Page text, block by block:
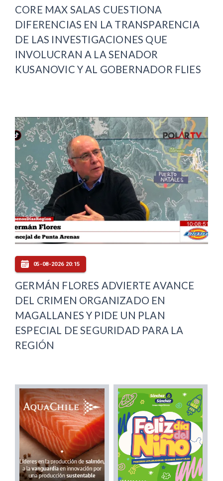
CORE MAX SALAS CUESTIONA
DIFERENCIAS EN LA TRANSPARENCIA
DE LAS INVESTIGACIONES QUE
INVOLUCRAN A LA SENADOR
KUSANOVIC Y AL GOBERNADOR FLIES
05-08-2026 20:15
GERMÁN FLORES ADVIERTE AVANCE
DEL CRIMEN ORGANIZADO EN
MAGALLANES Y PIDE UN PLAN
ESPECIAL DE SEGURIDAD PARA LA
REGIÓN